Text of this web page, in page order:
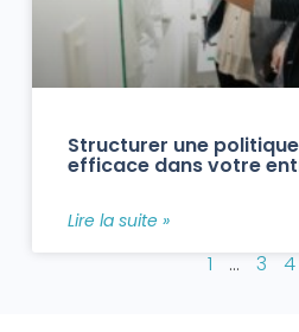
Structurer une
efficace dans votre
Lire la suite »
1 … 3 4